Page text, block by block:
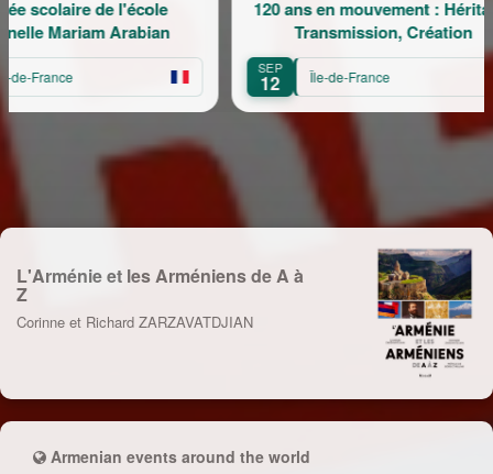
l'école
Arabian
120 ans en mouvement : Héritage,
Transmission, Création
SEP
12 Île-de-France
L'Arménie et les Arméniens de A à
Z
Corinne et Richard ZARZAVATDJIAN
Armenian events around the world